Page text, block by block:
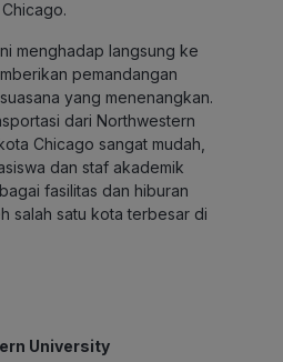
menghadap langsung ke
pemandangan
yang menenangkan.
dari Northwestern
Chicago sangat mudah,
dan staf akademik
fasilitas dan hiburan
salah satu kota terbesar di
University